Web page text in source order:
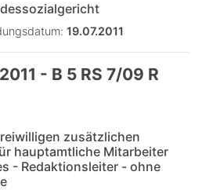
19.07.2011
- B 5 RS 7/09 R
zusätzlichen
hauptamtliche Mitarbeiter
- Redaktionsleiter - ohne